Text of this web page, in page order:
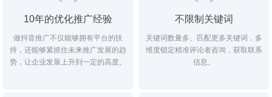
10年的优化推广经验
做抖音推广不仅能够拥有平台的扶
持，还能够紧抓住未来推广发展的趋
势，让企业发展上升到一定的高度。
不限制关键词
关键词数量多、匹配更多关键词，多
维度锁定精准评论者咨询，获取联系
信息。